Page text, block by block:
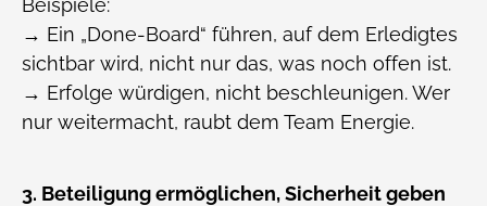
Beispiele:
→ Ein „Done-Board“ führen, auf dem Erledigtes
sichtbar wird, nicht nur das, was noch offen ist.
→ Erfolge würdigen, nicht beschleunigen. Wer
nur weitermacht, raubt dem Team Energie.
3. Beteiligung ermöglichen, Sicherheit geben